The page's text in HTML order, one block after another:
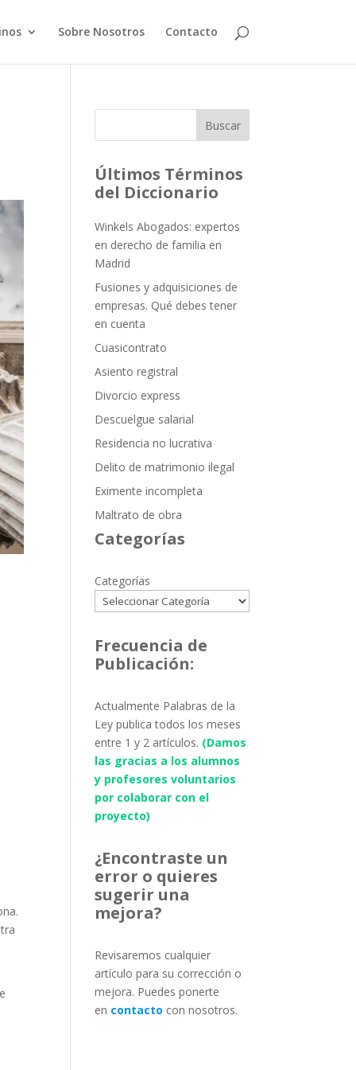
Sobre Nosotros Contacto
Buscar
Últimos Términos
del Diccionario
Winkels Abogados: expertos
en derecho de familia en
Madrid
Fusiones y adquisiciones de
empresas. Qué debes tener
en cuenta
Cuasicontrato
Asiento registral
Divorcio express
Descuelgue salarial
Residencia no lucrativa
Delito de matrimonio ilegal
Eximente incompleta
Maltrato de obra
Categorías
Categorías
Frecuencia de
Publicación:
Actualmente Palabras de la
Ley publica todos los meses
entre 1 y 2 artículos. (Damos
las gracias a los alumnos
y profesores voluntarios
por colaborar con el
proyecto)
¿Encontraste un
error o quieres
sugerir una
mejora?
Revisaremos cualquier
artículo para su corrección o
mejora. Puedes ponerte
en contacto con nosotros.